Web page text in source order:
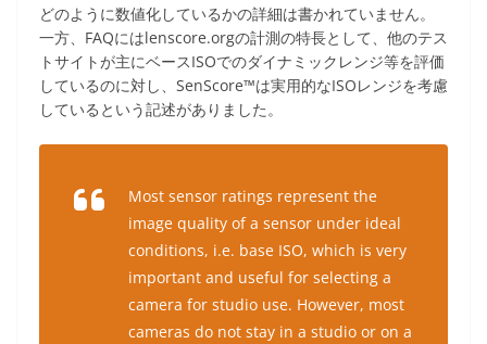
どのように数値化しているかの詳細は書かれていません。
一方、FAQにはlenscore.orgの計測の特長として、他のテス
トサイトが主にベースISOでのダイナミックレンジ等を評価
しているのに対し、SenScore™は実用的なISOレンジを考慮
しているという記述がありました。
Most sensor ratings represent the
image quality of a sensor under ideal
conditions, i.e. base ISO, which is very
important and useful for selecting a
camera for studio use. However, most
cameras do not stay in a studio or on a